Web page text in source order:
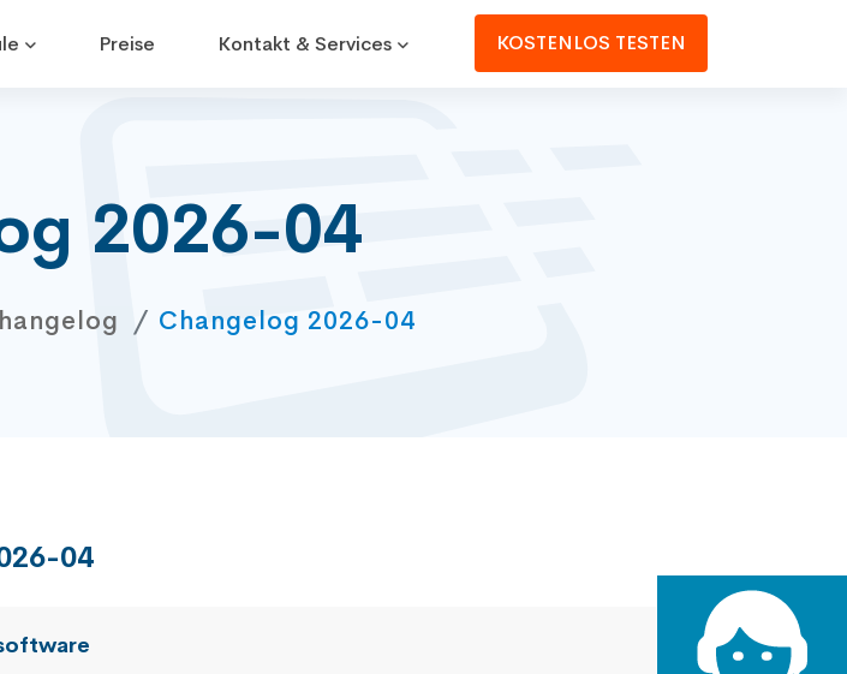
Preise Kontakt & Services KOSTENLOS TESTEN
2026-04
Changelog 2026-04
04